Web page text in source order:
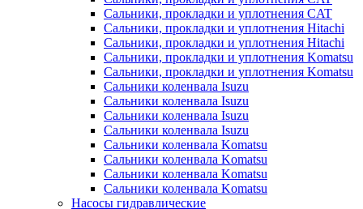
Сальники, прокладки и уплотнения CAT
Сальники, прокладки и уплотнения Hitachi
Сальники, прокладки и уплотнения Hitachi
Сальники, прокладки и уплотнения Komatsu
Сальники, прокладки и уплотнения Komatsu
Сальники коленвала Isuzu
Сальники коленвала Isuzu
Сальники коленвала Isuzu
Сальники коленвала Isuzu
Сальники коленвала Komatsu
Сальники коленвала Komatsu
Сальники коленвала Komatsu
Сальники коленвала Komatsu
Насосы гидравлические